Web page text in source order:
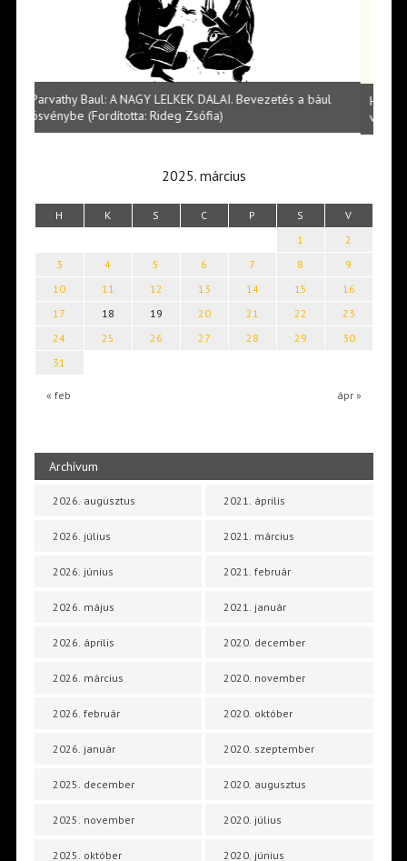
Halmai Tamás: Megválaszolt érintés. Leveles Ibolya költői
világa
2025. március
H K S C P S V
« feb ápr »
1
2
3
4 5 6 7 8
9
10
11 12 13 14 15
16
17
18 19 20 21 22
23
24
25 26 27 28 29
30
31
Archívum
2026. augusztus
2026. július
2026. június
2026. május
2026. április
2026. március
2026. február
2026. január
2025. december
2025. november
2025. október
2021. április
2021. március
2021. február
2021. január
2020. december
2020. november
2020. október
2020. szeptember
2020. augusztus
2020. július
2020. június